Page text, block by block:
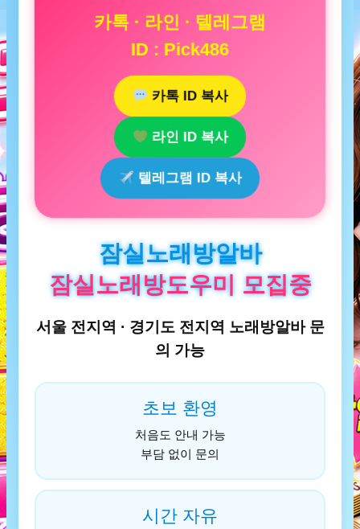
카톡 · 라인 · 텔레그램
ID : Pick486
카톡 ID 복사
라인 ID 복사
텔레그램 ID 복사
잠실노래방알바
잠실노래방도우미 모집중
서울 전지역 · 경기도 전지역 노래방알바 문
의 가능
초보 환영
처음도 안내 가능
부담 없이 문의
시간 자유